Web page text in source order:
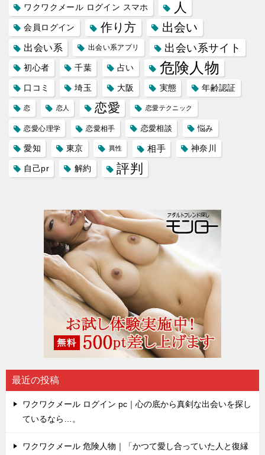
ワクワクメール ログイン スマホ 人
会員ログイン 作り方 出会い
出会い系 出会い系アプリ 出会い系サイト
初心者 千葉 占い 危険人物
口コミ 埼玉 大阪 実態 年齢認証
恋 恋人 恋愛 恋愛テクニック
恋愛心理学 恋愛相手 恋愛相談 悩み
愛知 東京 異性 相手 神奈川
自己pr 解約 評判
最近の投稿
ワクワクメール ログイン pc｜心の底から真剣な出会いを探し
ているなら…。
ワクワクメール 危険人物｜「かつて愛し合っていた人と復縁